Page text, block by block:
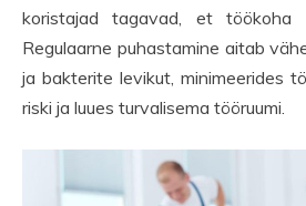
koristajad tagavad, et töökoha
Regulaarne puhastamine aitab
ja bakterite levikut, minimeerides
riski ja luues turvalisema tööruumi.